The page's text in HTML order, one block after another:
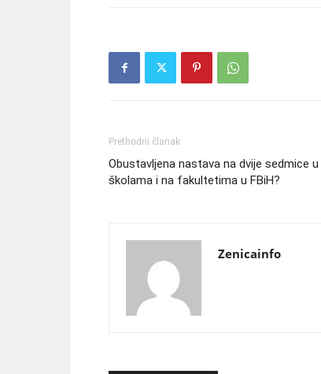
Prethodni članak
Obustavljena nastava na dvije sedmice u
školama i na fakultetima u FBiH?
Zenicainfo